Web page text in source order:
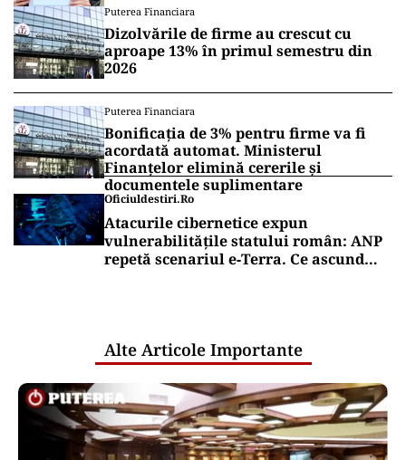
Puterea Financiara
Dizolvările de firme au crescut cu
aproape 13% în primul semestru din
2026
Puterea Financiara
Bonificația de 3% pentru firme va fi
acordată automat. Ministerul
Finanțelor elimină cererile și
documentele suplimentare
Oficiuldestiri.ro
Atacurile cibernetice expun
vulnerabilitățile statului român: ANP
repetă scenariul e‑Terra. Ce ascund
Alte Articole Importante